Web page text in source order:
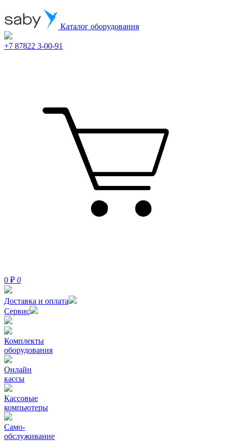
Каталог оборудования
+7 87822 3-00-91
0 ₽ 0
Доставка и оплата
Сервис
Комплекты
оборудования
Онлайн
кассы
Кассовые
компьютеры
Само-
обслуживание